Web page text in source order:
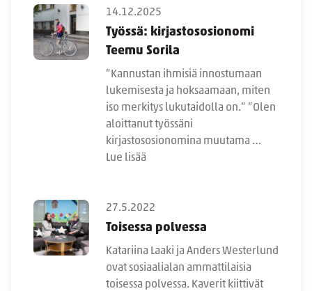
14.12.2025
Työssä: kirjastososionomi
Teemu Sorila
”Kannustan ihmisiä innostumaan
lukemisesta ja hoksaamaan, miten
iso merkitys lukutaidolla on.” ”Olen
aloittanut työssäni
kirjastososionomina muutama …
Lue lisää
27.5.2022
Toisessa polvessa
Katariina Laaki ja Anders Westerlund
ovat sosiaalialan ammattilaisia
toisessa polvessa. Kaverit kiittivät